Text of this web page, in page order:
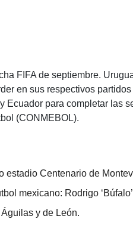
FIFA de septiembre.
en sus respectivos
Ecuador para completar las
(CONMEBOL).
estadio Centenario de
mexicano: Rodrigo
y de León.